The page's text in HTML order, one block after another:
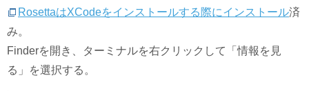
RosettaはXCodeをインストールする際にインストール済
み。
Finderを開き、ターミナルを右クリックして「情報を見
る」を選択する。